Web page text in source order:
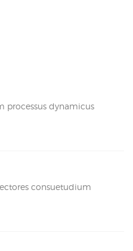
processus dynamicus
consuetudium